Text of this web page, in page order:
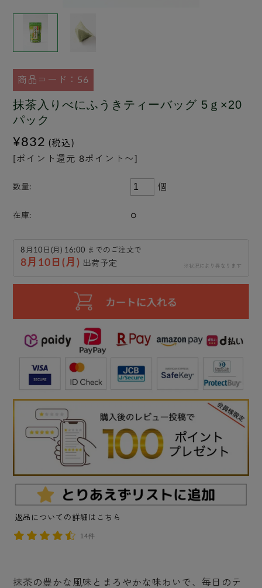
商品コード：56
抹茶入りべにふうきティーバッグ 5ｇ×20
パック
¥832 (税込)
[ポイント還元 8ポイント〜]
数量: 個
在庫: ○
8月10日(月) 16:00 までのご注文で
8月10日(月) 出荷予定
返品についての詳細はこちら
14件
抹茶の豊かな風味とまろやかな味わいで、毎日のテ